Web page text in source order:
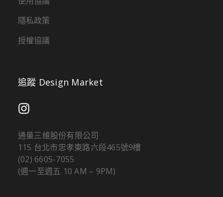
隱私政策
授權協議
追蹤 Design Market
通量三維股份有限公司
115 台北市忠孝東路六段465號9樓
(02) 6605-7055
(週一至週五 10 AM – 9PM)